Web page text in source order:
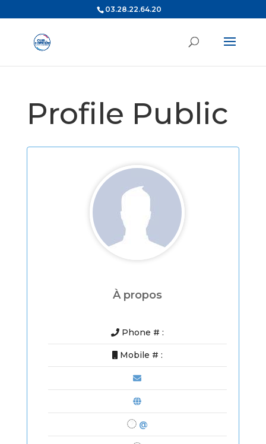
03.28.22.64.20
Profile Public
À propos
Phone # :
Mobile # :
@